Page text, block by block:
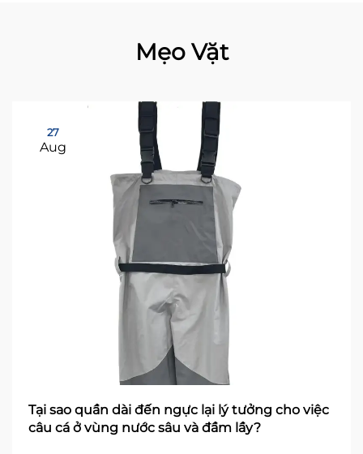
Mẹo Vặt
27
Aug
Tại sao quần dài đến ngực lại lý tưởng cho việc
câu cá ở vùng nước sâu và đầm lầy?